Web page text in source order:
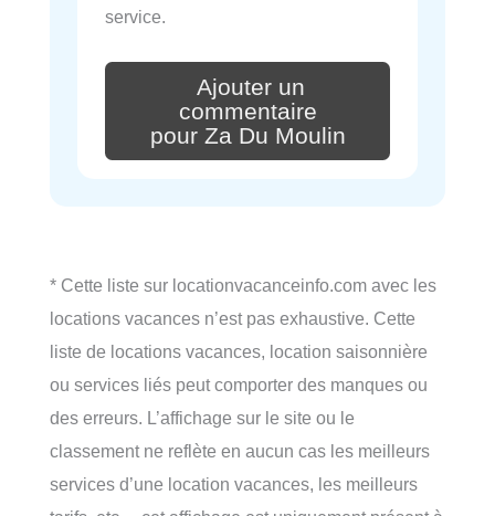
service.
Ajouter un
commentaire
pour Za Du Moulin
* Cette liste sur locationvacanceinfo.com avec les
locations vacances n’est pas exhaustive. Cette
liste de locations vacances, location saisonnière
ou services liés peut comporter des manques ou
des erreurs. L’affichage sur le site ou le
classement ne reflète en aucun cas les meilleurs
services d’une location vacances, les meilleurs